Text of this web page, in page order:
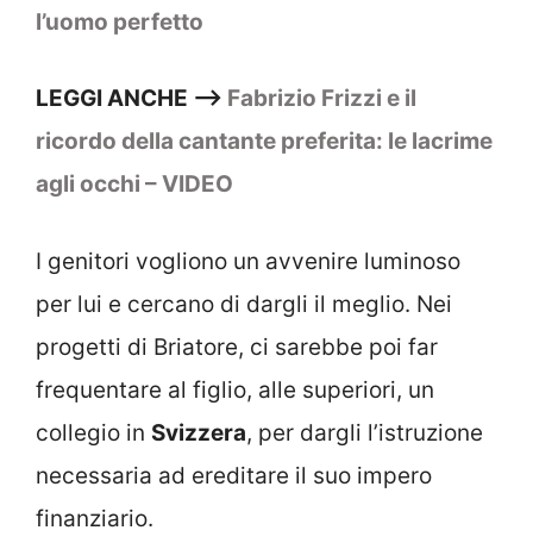
l’uomo perfetto
LEGGI ANCHE –> Fabrizio Frizzi e il
ricordo della cantante preferita: le lacrime
agli occhi – VIDEO
I genitori vogliono un avvenire luminoso
per lui e cercano di dargli il meglio. Nei
progetti di Briatore, ci sarebbe poi far
frequentare al figlio, alle superiori, un
collegio in Svizzera, per dargli l’istruzione
necessaria ad ereditare il suo impero
finanziario.